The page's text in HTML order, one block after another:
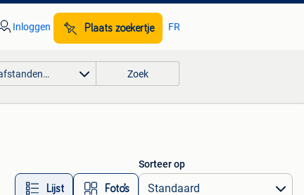
Inloggen Plaats zoekertje FR
Zoek
Lijst Foto’s
Sorteer op